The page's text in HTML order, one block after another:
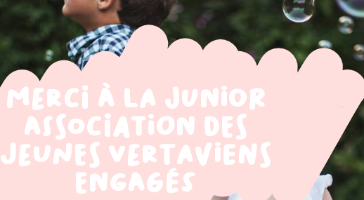
Merci à la junior
association des
Jeunes Vertaviens
Engagés